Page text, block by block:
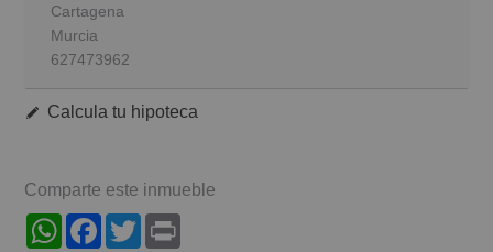
Cartagena
Murcia
627473962
Calcula tu hipoteca
Comparte este inmueble
WhatsAppFacebook
Twitter